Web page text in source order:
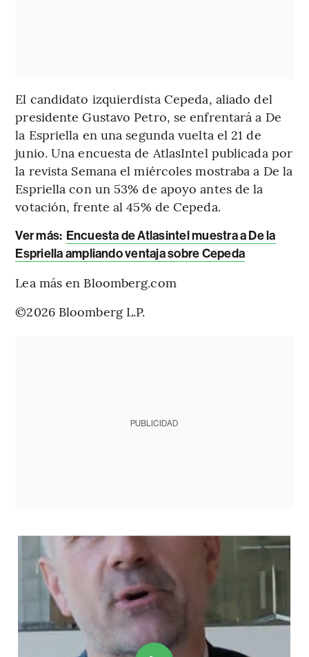
El candidato izquierdista Cepeda, aliado del
presidente Gustavo Petro, se enfrentará a De
la Espriella en una segunda vuelta el 21 de
junio. Una encuesta de AtlasIntel publicada por
la revista Semana el miércoles mostraba a De la
Espriella con un 53% de apoyo antes de la
votación, frente al 45% de Cepeda.
Ver más: Encuesta de Atlasintel muestra a De la
Espriella ampliando ventaja sobre Cepeda
Lea más en Bloomberg.com
©2026 Bloomberg L.P.
PUBLICIDAD